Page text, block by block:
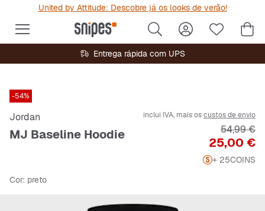
United by Attitude: Descobre já os looks de verão!
Entrega rápida com UPS
-54%
Jordan
MJ Baseline Hoodie
inclui IVA, mais oscustos de envio
Preço
25,00 €
Preço
54,99 €
+ 25COINS
Cor: preto